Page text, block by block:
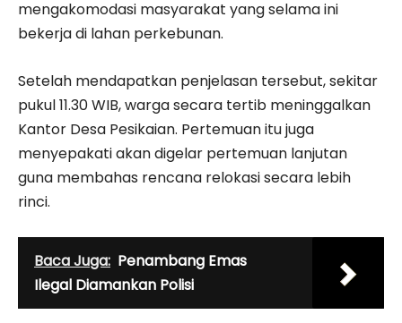
mengakomodasi masyarakat yang selama ini
bekerja di lahan perkebunan.
Setelah mendapatkan penjelasan tersebut, sekitar
pukul 11.30 WIB, warga secara tertib meninggalkan
Kantor Desa Pesikaian. Pertemuan itu juga
menyepakati akan digelar pertemuan lanjutan
guna membahas rencana relokasi secara lebih
rinci.
Baca Juga: Penambang Emas
Ilegal Diamankan Polisi